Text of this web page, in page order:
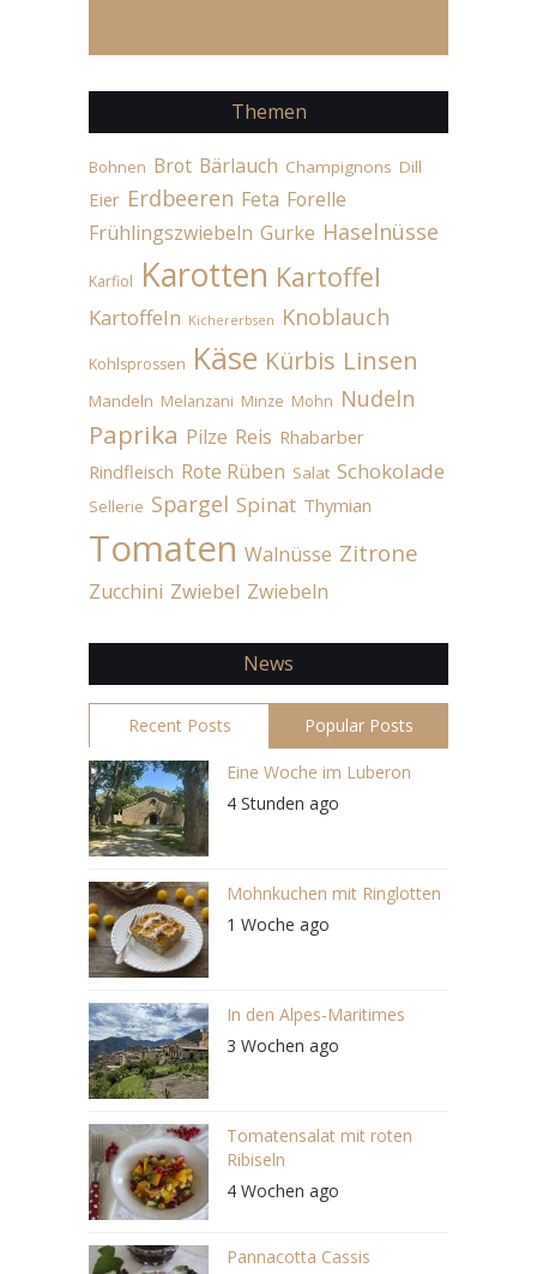
Themen
Bohnen Brot Bärlauch Champignons Dill
Eier Erdbeeren Feta Forelle
Frühlingszwiebeln Gurke Haselnüsse
Karfiol Karotten Kartoffel
Kartoffeln Kichererbsen Knoblauch
Kohlsprossen Käse Kürbis Linsen
Mandeln Melanzani Minze Mohn Nudeln
Paprika Pilze Reis Rhabarber
Rindfleisch Rote Rüben Salat Schokolade
Sellerie Spargel Spinat Thymian
Tomaten Walnüsse Zitrone
Zucchini Zwiebel Zwiebeln
News
Recent Posts Popular Posts
Eine Woche im Luberon
4 Stunden ago
Mohnkuchen mit Ringlotten
1 Woche ago
In den Alpes-Maritimes
3 Wochen ago
Tomatensalat mit roten
Ribiseln
4 Wochen ago
Pannacotta Cassis